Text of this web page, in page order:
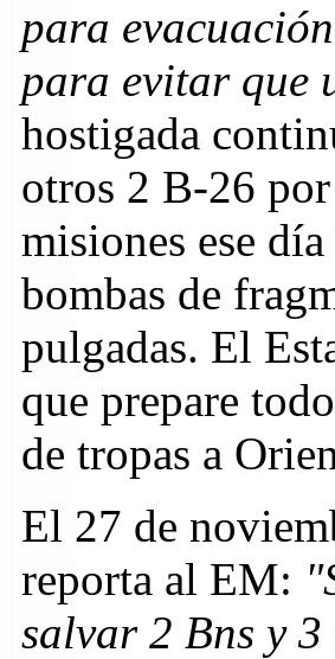
para
para evitar que
hostigada
otros 2 B-26
misiones ese
bombas de
pulgadas. El
que prepare
de tropas a
El 27 de
reporta al EM:
salvar 2 Bns y